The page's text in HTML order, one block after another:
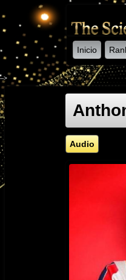
Inicio
-->
Audio